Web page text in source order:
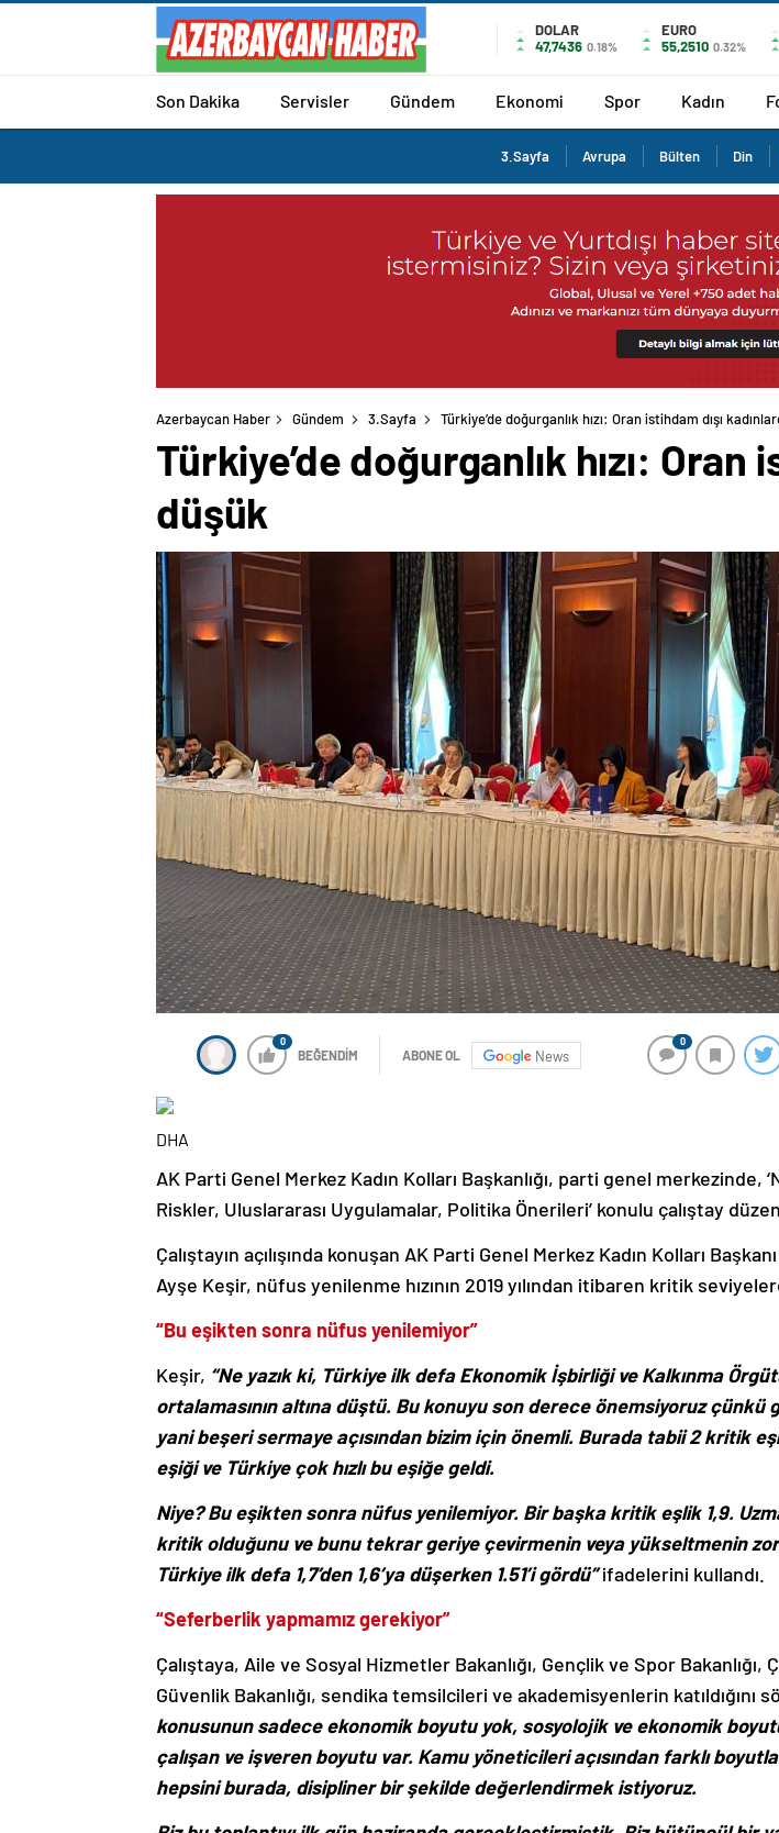
DOLAR
47,7436 0.18%
EURO
55,2510 0.32%
Son Dakika Servisler Gündem Ekonomi Spor Kadın
3.Sayfa Avrupa Bülten Din
Azerbaycan Haber Gündem 3.Sayfa Türkiye’de doğurganlık hızı: Oran istihdam dışı
Türkiye’de doğurganlık hızı: Oran
düşük
0
BEĞENDİM ABONE OL News
0
DHA
AK Parti Genel Merkez Kadın Kolları Başkanlığı, parti genel merkezinde,
Riskler, Uluslararası Uygulamalar, Politika Önerileri’ konulu çalıştay
Çalıştayın açılışında konuşan AK Parti Genel Merkez Kadın Kolları
Ayşe Keşir, nüfus yenilenme hızının 2019 yılından itibaren kritik
“Bu eşikten sonra nüfus yenilemiyor”
Keşir, “Ne yazık ki, Türkiye ilk defa Ekonomik İşbirliği ve Kalkınma
ortalamasının altına düştü. Bu konuyu son derece önemsiyoruz çünkü
yani beşeri sermaye açısından bizim için önemli. Burada tabii 2 kritik
eşiği ve Türkiye çok hızlı bu eşiğe geldi.
Niye? Bu eşikten sonra nüfus yenilemiyor. Bir başka kritik eşlik 1,9.
kritik olduğunu ve bunu tekrar geriye çevirmenin veya yükseltmenin
Türkiye ilk defa 1,7’den 1,6’ya düşerken 1.51’i gördü”ifadelerini kullandı.
“Seferberlik yapmamız gerekiyor”
Çalıştaya, Aile ve Sosyal Hizmetler Bakanlığı, Gençlik ve Spor Bakanlığı,
Güvenlik Bakanlığı, sendika temsilcileri ve akademisyenlerin katıldığını
konusunun sadece ekonomik boyutu yok, sosyolojik ve ekonomik
çalışan ve işveren boyutu var. Kamu yöneticileri açısından farklı
hepsini burada, disipliner bir şekilde değerlendirmek istiyoruz.